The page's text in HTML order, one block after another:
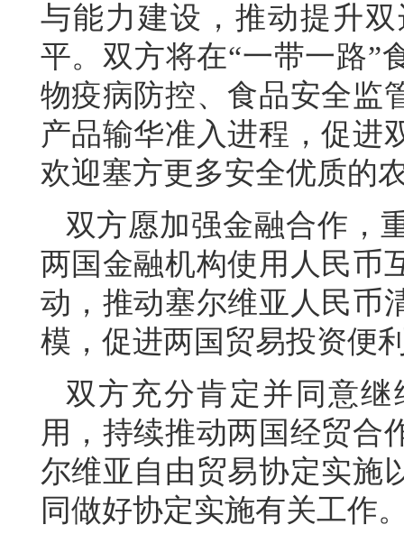
与能力建设，推动提升
平。双方将在“一带一路”
物疫病防控、食品安全监
产品输华准入进程，促进
欢迎塞方更多安全优质的
双方愿加强金融合作，
两国金融机构使用人民币
动，推动塞尔维亚人民币
模，促进两国贸易投资便
双方充分肯定并同意
用，持续推动两国经贸合
尔维亚自由贸易协定实施
同做好协定实施有关工作